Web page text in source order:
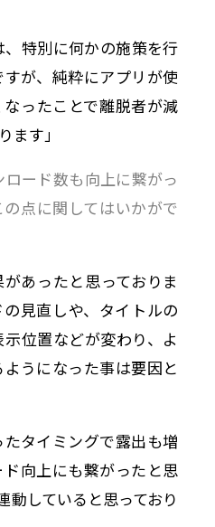
、特別に何かの施策を行
が、純粋にアプリが使
ったことで離脱者が減
ます」
ード数も向上に繋がっ
点に関してはいかがで
があったと思っておりま
見直しや、タイトルの
位置などが変わり、よ
うになった事は要因と
たタイミングで露出も増
向上にも繋がったと思
動していると思っており